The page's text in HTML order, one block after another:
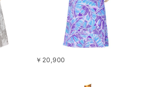
￥20,900